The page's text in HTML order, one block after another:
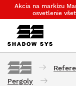
Akcia na markízu
osvetlenie
Pergoly